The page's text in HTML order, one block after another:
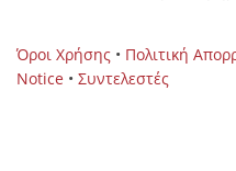
Όροι Χρήσης • Πολιτική
Notice • Συντελεστές